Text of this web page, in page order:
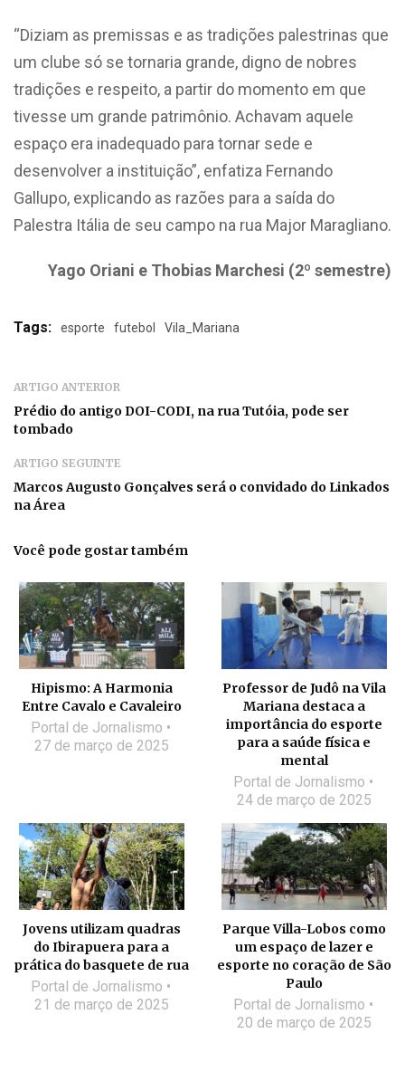
“Diziam as premissas e as tradições palestrinas que
um clube só se tornaria grande, digno de nobres
tradições e respeito, a partir do momento em que
tivesse um grande patrimônio. Achavam aquele
espaço era inadequado para tornar sede e
desenvolver a instituição”, enfatiza Fernando
Gallupo, explicando as razões para a saída do
Palestra Itália de seu campo na rua Major Maragliano.
Yago Oriani e Thobias Marchesi (2º semestre)
Tags: esporte futebol Vila_Mariana
ARTIGO ANTERIOR
Prédio do antigo DOI-CODI, na rua Tutóia, pode ser
tombado
ARTIGO SEGUINTE
Marcos Augusto Gonçalves será o convidado do Linkados
na Área
Você pode gostar também
Hipismo: A Harmonia
Entre Cavalo e Cavaleiro
Portal de Jornalismo
27 de março de 2025
Professor de Judô na Vila
Mariana destaca a
importância do esporte
para a saúde física e
mental
Portal de Jornalismo
24 de março de 2025
Jovens utilizam quadras
do Ibirapuera para a
prática do basquete de rua
Portal de Jornalismo
21 de março de 2025
Parque Villa-Lobos como
um espaço de lazer e
esporte no coração de São
Paulo
Portal de Jornalismo
20 de março de 2025